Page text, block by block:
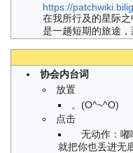
https://
在我所行及的星际
是一趟短期的旅途，
协会内台词
放置
。(O^~^O)
点击
无动作：嘟
就把你也丢进无